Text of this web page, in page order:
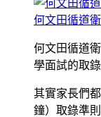
何文田循道
何文田循道
學面試的取錄
其實家長們
鐘）取錄準